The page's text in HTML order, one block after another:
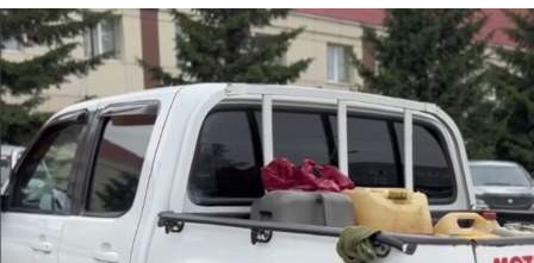
В Красноярске
привлекли к
ответственности
водителя, устроившего
«аквапарк» на колёсах